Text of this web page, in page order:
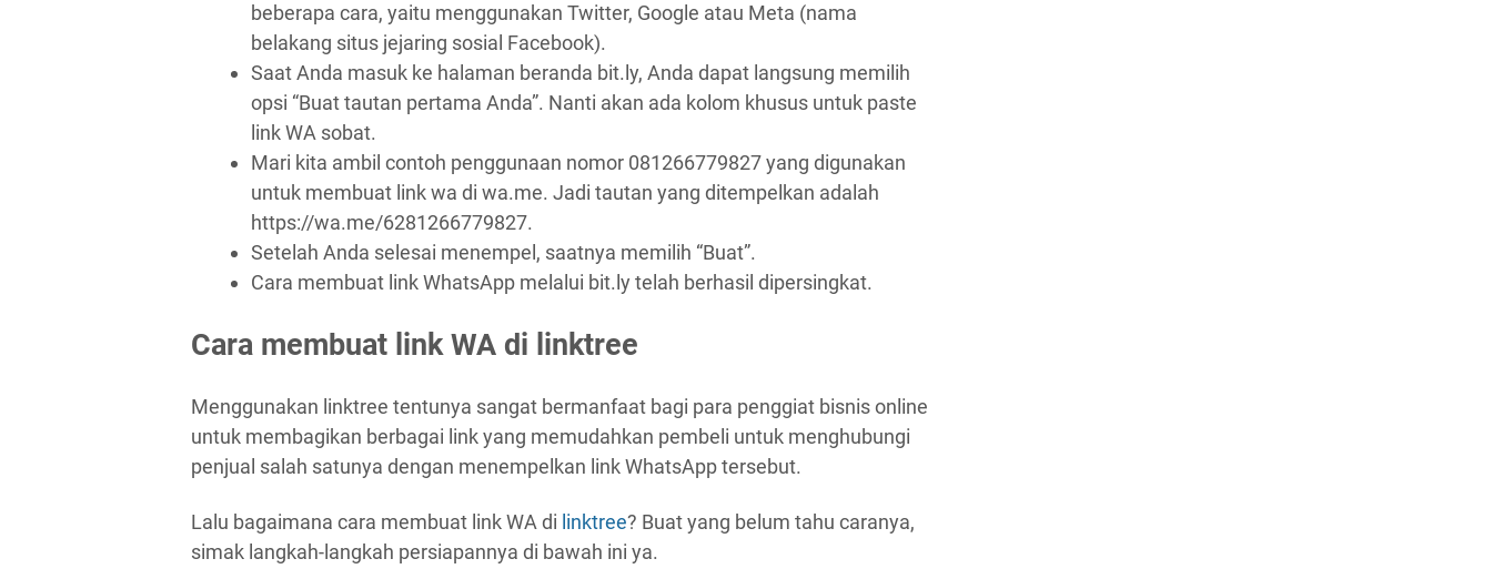
beberapa cara, yaitu menggunakan Twitter, Google atau Meta (nama
belakang situs jejaring sosial Facebook).
Saat Anda masuk ke halaman beranda bit.ly, Anda dapat langsung memilih
opsi “Buat tautan pertama Anda”. Nanti akan ada kolom khusus untuk paste
link WA sobat.
Mari kita ambil contoh penggunaan nomor 081266779827 yang digunakan
untuk membuat link wa di wa.me. Jadi tautan yang ditempelkan adalah
https://wa.me/6281266779827.
Setelah Anda selesai menempel, saatnya memilih “Buat”.
Cara membuat link WhatsApp melalui bit.ly telah berhasil dipersingkat.
Cara membuat link WA di linktree
Menggunakan linktree tentunya sangat bermanfaat bagi para penggiat bisnis online
untuk membagikan berbagai link yang memudahkan pembeli untuk menghubungi
penjual salah satunya dengan menempelkan link WhatsApp tersebut.
Lalu bagaimana cara membuat link WA di linktree? Buat yang belum tahu caranya,
simak langkah-langkah persiapannya di bawah ini ya.